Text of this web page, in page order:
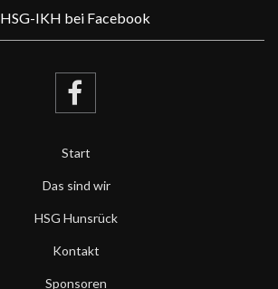
HSG-IKH bei Facebook
Start
Das sind wir
HSG Hunsrück
Kontakt
Sponsoren